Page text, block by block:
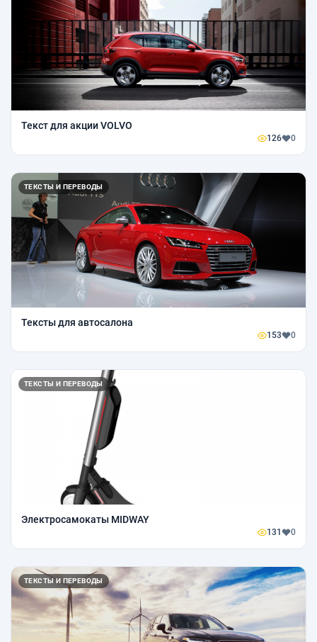
Текст для акции VOLVO
126 0
ТЕКСТЫ И ПЕРЕВОДЫ
Тексты для автосалона
153 0
ТЕКСТЫ И ПЕРЕВОДЫ
Электросамокаты MIDWAY
131 0
ТЕКСТЫ И ПЕРЕВОДЫ